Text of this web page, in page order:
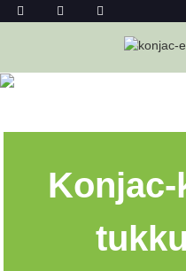
KUIVA